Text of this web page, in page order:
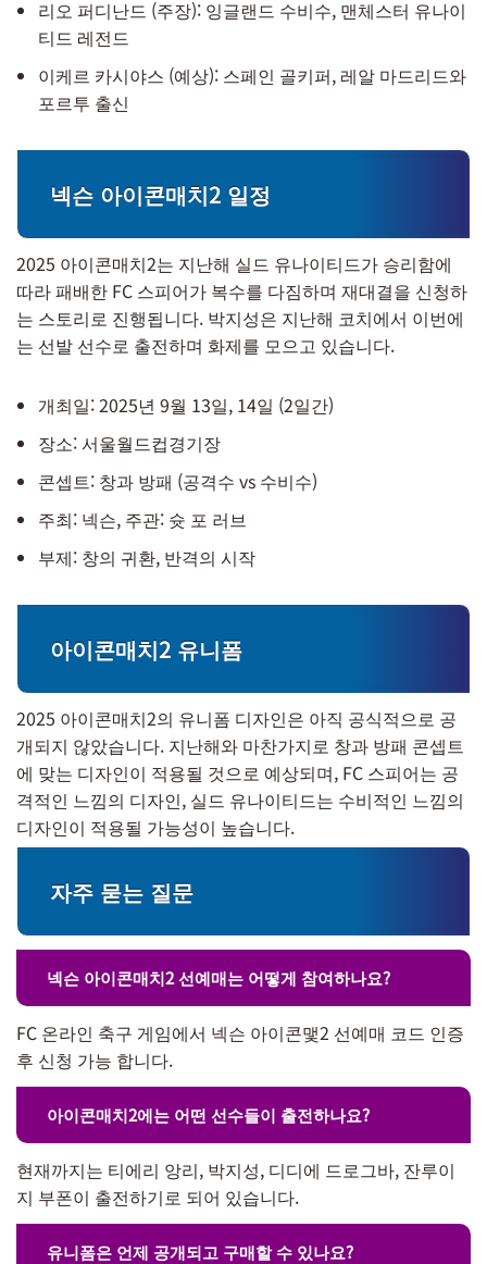
리오 퍼디난드 (주장): 잉글랜드 수비수, 맨체스터 유나이
티드 레전드
이케르 카시야스 (예상): 스페인 골키퍼, 레알 마드리드와
포르투 출신
넥슨 아이콘매치2 일정
2025 아이콘매치2는 지난해 실드 유나이티드가 승리함에
따라 패배한 FC 스피어가 복수를 다짐하며 재대결을 신청하
는 스토리로 진행됩니다. 박지성은 지난해 코치에서 이번에
는 선발 선수로 출전하며 화제를 모으고 있습니다.
개최일: 2025년 9월 13일, 14일 (2일간)
장소: 서울월드컵경기장
콘셉트: 창과 방패 (공격수 vs 수비수)
주최: 넥슨, 주관: 슛 포 러브
부제: 창의 귀환, 반격의 시작
아이콘매치2 유니폼
2025 아이콘매치2의 유니폼 디자인은 아직 공식적으로 공
개되지 않았습니다. 지난해와 마찬가지로 창과 방패 콘셉트
에 맞는 디자인이 적용될 것으로 예상되며, FC 스피어는 공
격적인 느낌의 디자인, 실드 유나이티드는 수비적인 느낌의
디자인이 적용될 가능성이 높습니다.
자주 묻는 질문
넥슨 아이콘매치2 선예매는 어떻게 참여하나요?
FC 온라인 축구 게임에서 넥슨 아이콘맻2 선예매 코드 인증
후 신청 가능 합니다.
아이콘매치2에는 어떤 선수들이 출전하나요?
현재까지는 티에리 앙리, 박지성, 디디에 드로그바, 잔루이
지 부폰이 출전하기로 되어 있습니다.
유니폼은 언제 공개되고 구매할 수 있나요?